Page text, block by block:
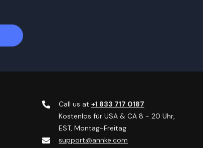
Call us at +1 833 717 0187
Kostenlos für USA & CA 8 - 20 Uhr,
EST, Montag-Freitag
support@annke.com